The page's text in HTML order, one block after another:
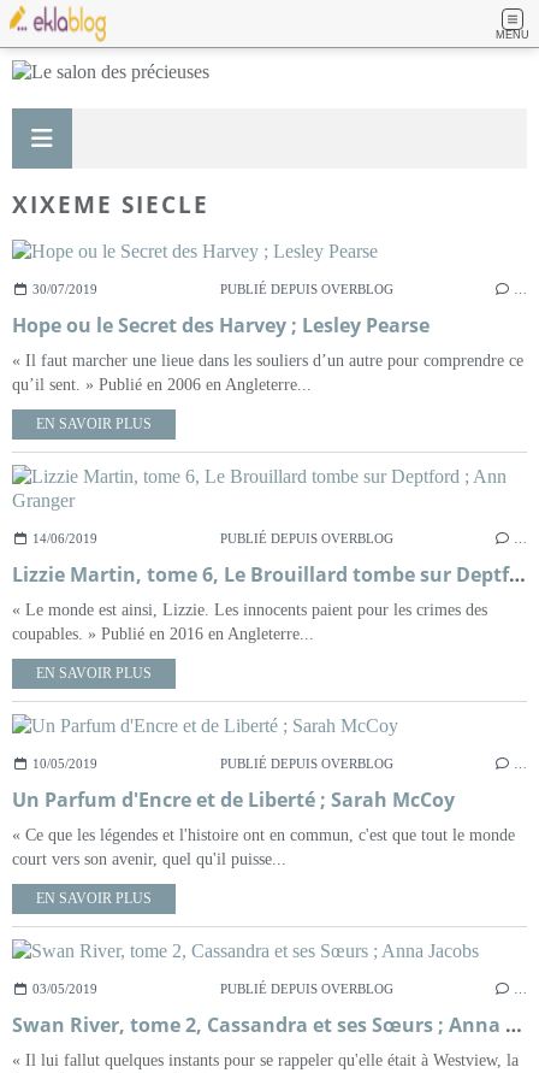
MENU
XIXEME SIECLE
30/07/2019 PUBLIÉ DEPUIS OVERBLOG
Hope ou le Secret des Harvey ; Lesley Pearse
« Il faut marcher une lieue dans les souliers d’un autre pour comprendre ce
qu’il sent. » Publié en 2006 en Angleterre...
EN SAVOIR PLUS
14/06/2019 PUBLIÉ DEPUIS OVERBLOG
Lizzie Martin, tome 6, Le Brouillard tombe sur Deptford ; Ann Granger
« Le monde est ainsi, Lizzie. Les innocents paient pour les crimes des
coupables. » Publié en 2016 en Angleterre...
EN SAVOIR PLUS
10/05/2019 PUBLIÉ DEPUIS OVERBLOG
Un Parfum d'Encre et de Liberté ; Sarah McCoy
« Ce que les légendes et l'histoire ont en commun, c'est que tout le monde
court vers son avenir, quel qu'il puisse...
EN SAVOIR PLUS
03/05/2019 PUBLIÉ DEPUIS OVERBLOG
Swan River, tome 2, Cassandra et ses Sœurs ; Anna Jacobs
« Il lui fallut quelques instants pour se rappeler qu'elle était à Westview, la